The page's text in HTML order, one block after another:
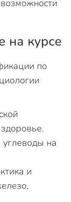
на курсе
по
на
и